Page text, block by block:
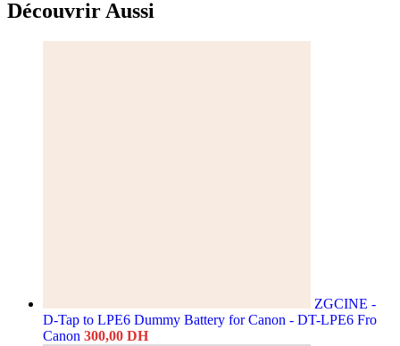
Découvrir Aussi
ZGCINE -
D-Tap to LPE6 Dummy Battery for Canon - DT-LPE6 Fro
Canon 300,00 DH